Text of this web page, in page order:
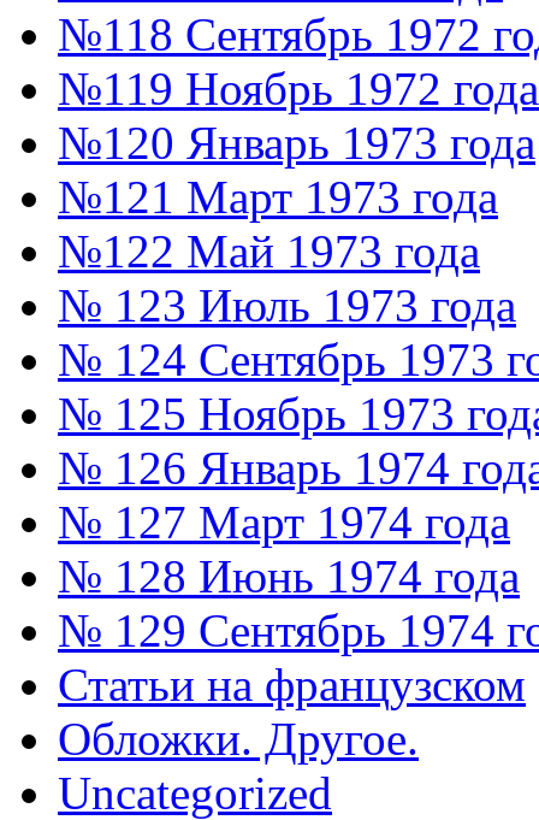
№118 Сентябрь 1972
№119 Ноябрь 1972 года
№120 Январь 1973 года
№121 Март 1973 года
№122 Май 1973 года
№ 123 Июль 1973 года
№ 124 Сентябрь 1973
№ 125 Ноябрь 1973
№ 126 Январь 1974
№ 127 Март 1974 года
№ 128 Июнь 1974 года
№ 129 Сентябрь 1974
Статьи на французском
Обложки. Другое.
Uncategorized